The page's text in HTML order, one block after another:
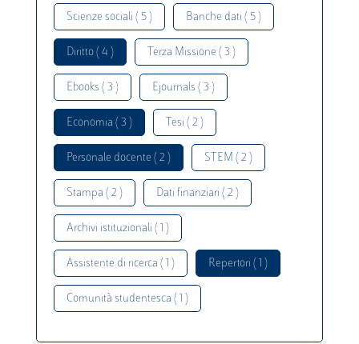
Scienze sociali ( 5 ) Banche dati ( 5 )
Diritto ( 4 ) Terza Missione ( 3 )
Ebooks ( 3 ) Ejournals ( 3 )
Economia ( 3 ) Tesi ( 2 )
Personale docente ( 2 ) STEM ( 2 )
Stampa ( 2 ) Dati finanziari ( 2 )
Archivi istituzionali ( 1 )
Assistente di ricerca ( 1 ) Repertori ( 1 )
Comunità studentesca ( 1 )